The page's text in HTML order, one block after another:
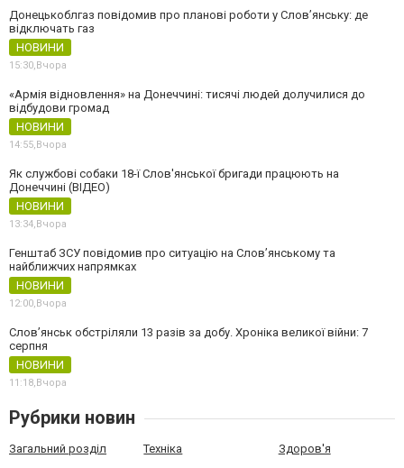
Донецькоблгаз повідомив про планові роботи у Слов’янську: де
відключать газ
НОВИНИ
15:30, Вчора
«Армія відновлення» на Донеччині: тисячі людей долучилися до
відбудови громад
НОВИНИ
14:55, Вчора
Як службові собаки 18-ї Слов'янської бригади працюють на
Донеччині (ВІДЕО)
НОВИНИ
13:34, Вчора
Генштаб ЗСУ повідомив про ситуацію на Слов’янському та
найближчих напрямках
НОВИНИ
12:00, Вчора
Слов’янськ обстріляли 13 разів за добу. Хроніка великої війни: 7
серпня
НОВИНИ
11:18, Вчора
Рубрики новин
Загальний розділ Техніка Здоров'я